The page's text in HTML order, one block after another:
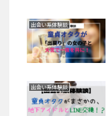
出会い系体験談
出会い系体験談